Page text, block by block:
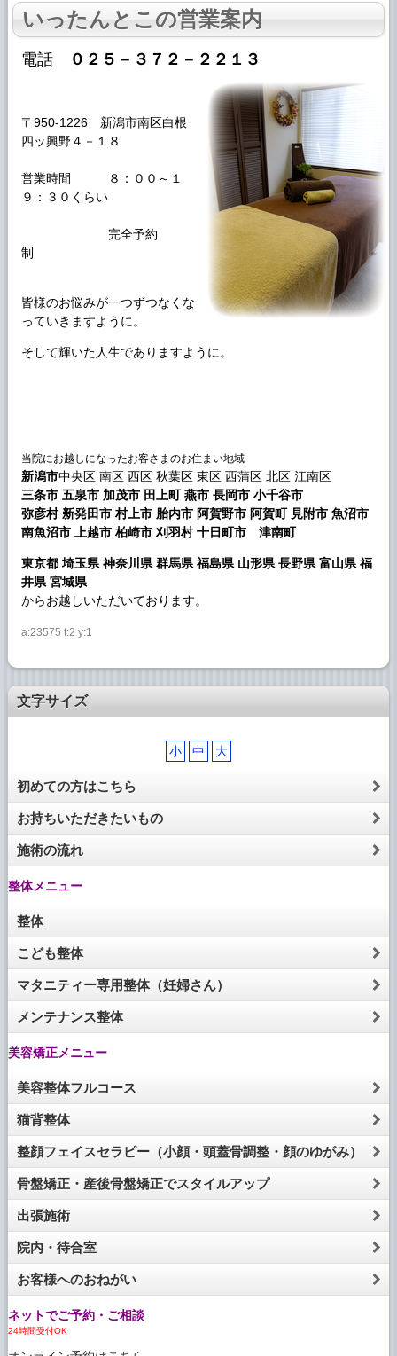
いったんとこの営業案内
電話 ０２５－３７２－２２１３
〒950-1226 新潟市南区白根
四ッ興野４－１８
営業時間 ８：００～１
９：３０くらい
完全予約
制
皆様のお悩みが一つずつなくな
っていきますように。
そして輝いた人生でありますように。
当院にお越しになったお客さまのお住まい地域
新潟市中央区 南区 西区 秋葉区 東区 西蒲区 北区 江南区
三条市 五泉市 加茂市 田上町 燕市 長岡市 小千谷市
弥彦村 新発田市 村上市 胎内市 阿賀野市 阿賀町 見附市 魚沼市
南魚沼市 上越市 柏崎市 刈羽村 十日町市 津南町
東京都 埼玉県 神奈川県 群馬県 福島県 山形県 長野県 富山県 福
井県 宮城県
からお越しいただいております。
a:23575 t:2 y:1
文字サイズ
小 中 大
初めての方はこちら
お持ちいただきたいもの
施術の流れ
整体メニュー
整体
こども整体
マタニティー専用整体（妊婦さん）
メンテナンス整体
美容矯正メニュー
美容整体フルコース
猫背整体
整顔フェイスセラピー（小顔・頭蓋骨調整・顔のゆがみ）
骨盤矯正・産後骨盤矯正でスタイルアップ
出張施術
院内・待合室
お客様へのおねがい
ネットでご予約・ご相談
24時間受付OK